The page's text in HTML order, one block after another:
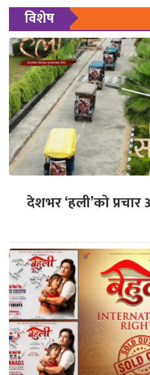
विशेष
देशभर ‘हली’को